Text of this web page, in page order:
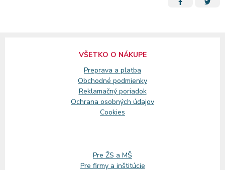
VŠETKO O NÁKUPE
Preprava a platba
Obchodné podmienky
Reklamačný poriadok
Ochrana osobných údajov
Cookies
Pre ŽS a MŠ
Pre firmy a inštitúcie